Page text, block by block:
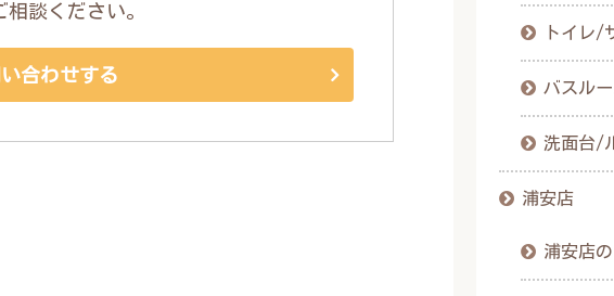
相談ください。
合わせする
トイレ/
バスル
洗面台/
浦安店
浦安店